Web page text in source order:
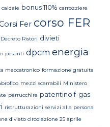
bonus 110% carrozziere
Corsi Fer corso FER
Decreto Ristori divieti
pesanti dpcm energia
meccatronico formazione gratuita
mezzi scarrabili Ministero
parrucchire patentino f-gas
ristrutturazioni servizi alla persona
divieto circolazione 25 aprile